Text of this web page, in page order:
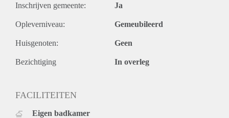
Inschrijven gemeente: Ja
Opleverniveau: Gemeubileerd
Huisgenoten: Geen
Bezichtiging In overleg
FACILITEITEN
Eigen badkamer